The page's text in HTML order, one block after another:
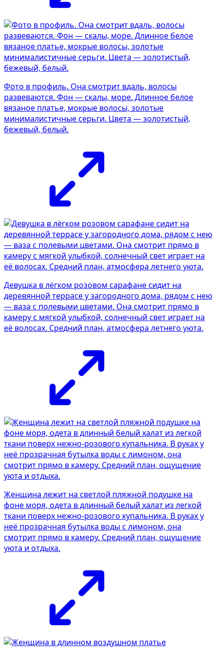
Фото в профиль. Она смотрит вдаль, волосы
развеваются. Фон — скалы, море. Длинное белое
вязаное платье, мокрые волосы, золотые
минималистичные серьги. Цвета — золотистый,
бежевый, белый.
Девушка в лёгком розовом сарафане сидит на
деревянной террасе у загородного дома, рядом с нею
— ваза с полевыми цветами. Она смотрит прямо в
камеру с мягкой улыбкой, солнечный свет играет на
её волосах. Средний план, атмосфера летнего уюта.
Женщина лежит на светлой пляжной подушке на
фоне моря, одета в длинный белый халат из легкой
ткани поверх нежно-розового купальника. В руках у
неё прозрачная бутылка воды с лимоном, она
смотрит прямо в камеру. Средний план, ощущение
уюта и отдыха.